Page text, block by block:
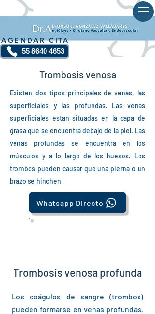
55 8640 4653
AGENDAR CITA
Trombosis venosa
Existen dos tipos principales de venas, las
superficiales y las profundas. Las venas
superficiales estan situadas en la capa de
grasa que se encuentra debajo de la piel. Las
venas profundas se encuentra en los
músculos y a lo largo de los huesos. Los
trombos pueden causar que una pierna o un
brazo se hinchen.
Whatsapp Directo
Trombosis venosa profunda
Los coágulos de sangre (trombos)
pueden formarse en venas profundas,